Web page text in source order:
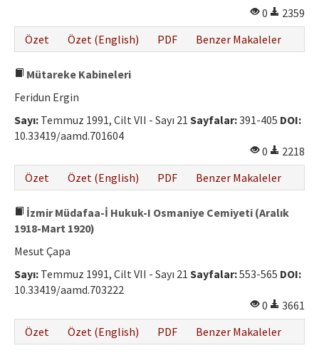
0
2359
Özet
Özet (English) PDF Benzer Makaleler
Mütareke Kabineleri
Feridun Ergin
Sayı: Temmuz 1991, Cilt VII - Sayı 21 Sayfalar:391-405 DOI:
10.33419/aamd.701604
0
2218
Özet
Özet (English) PDF Benzer Makaleler
İzmir Müdafaa-İ Hukuk-I Osmaniye Cemiyeti (Aralık
1918-Mart 1920)
Mesut Çapa
Sayı: Temmuz 1991, Cilt VII - Sayı 21 Sayfalar:553-565 DOI:
10.33419/aamd.703222
0
3661
Özet
Özet (English) PDF Benzer Makaleler